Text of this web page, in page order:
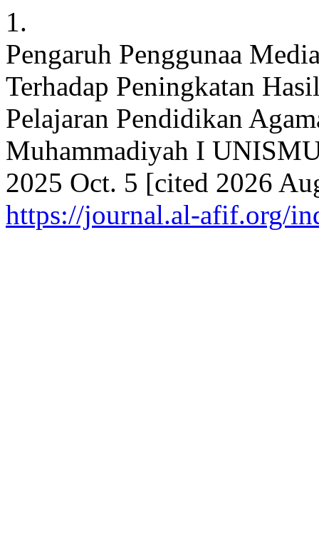
1.
Pengaruh Penggunaa
Terhadap Peningkatan
Pelajaran Pendidikan
Muhammadiyah I
2025 Oct. 5 [cited 2026
https://journal.al-afif.org/